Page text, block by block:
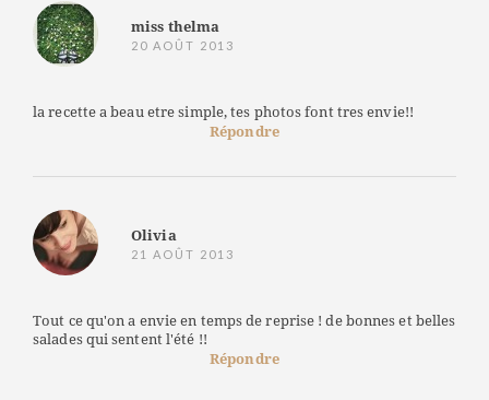
miss thelma
20 AOÛT 2013
la recette a beau etre simple, tes photos font tres envie!!
Répondre
Olivia
21 AOÛT 2013
Tout ce qu'on a envie en temps de reprise ! de bonnes et belles
salades qui sentent l'été !!
Répondre